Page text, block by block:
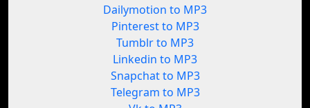
Dailymotion to MP3
Pinterest to MP3
Tumblr to MP3
Linkedin to MP3
Snapchat to MP3
Telegram to MP3